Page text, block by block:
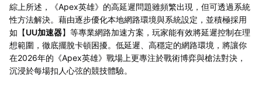
綜上所述，《Apex英雄》的高延遲問題雖頻繁出現，但可透過系統
性方法解決。藉由逐步優化本地網路環境與系統設定，並積極採用
如【UU加速器】等專業網路加速方案，玩家能有效將延遲控制在理
想範圍，徹底擺脫卡頓困擾。低延遲、高穩定的網路環境，將讓你
在2026年的《Apex英雄》戰場上更專注於戰術博弈與槍法對決，
沉浸於每場扣人心弦的競技體驗。